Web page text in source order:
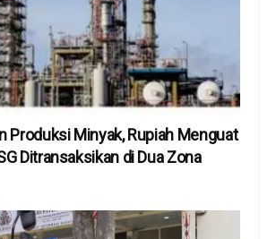
Produksi Minyak, Rupiah Menguat
Ditransaksikan di Dua Zona